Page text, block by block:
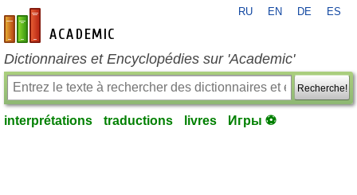
fr-academic.com
RU EN DE ES
Dictionnaires et Encyclopédies sur 'Academic'
Recherche!
interprétations traductions livres Игры ⚽